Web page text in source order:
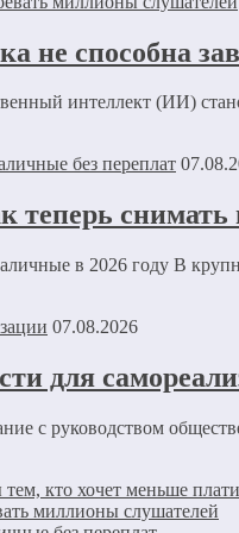
не способна
интеллект (ИИ)
теперь
в 2026 году В
07.08.2026
для
с руководством
кто хочет меньше
миллионы слушателей